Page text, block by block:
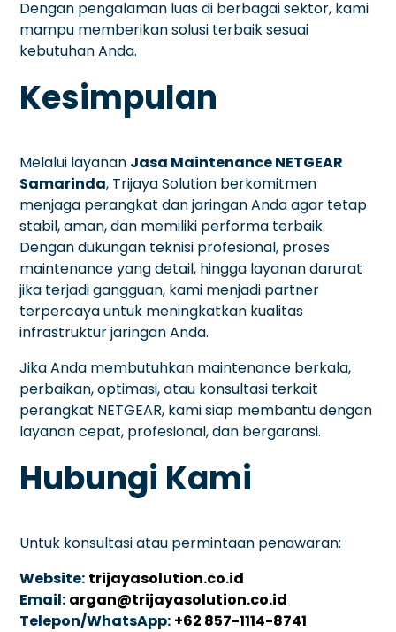
Dengan pengalaman luas di berbagai sektor, kami
mampu memberikan solusi terbaik sesuai
kebutuhan Anda.
Kesimpulan
Melalui layanan Jasa Maintenance NETGEAR
Samarinda, Trijaya Solution berkomitmen
menjaga perangkat dan jaringan Anda agar tetap
stabil, aman, dan memiliki performa terbaik.
Dengan dukungan teknisi profesional, proses
maintenance yang detail, hingga layanan darurat
jika terjadi gangguan, kami menjadi partner
terpercaya untuk meningkatkan kualitas
infrastruktur jaringan Anda.
Jika Anda membutuhkan maintenance berkala,
perbaikan, optimasi, atau konsultasi terkait
perangkat NETGEAR, kami siap membantu dengan
layanan cepat, profesional, dan bergaransi.
Hubungi Kami
Untuk konsultasi atau permintaan penawaran:
Website: trijayasolution.co.id
Email: argan@trijayasolution.co.id
Telepon/WhatsApp: +62 857-1114-8741